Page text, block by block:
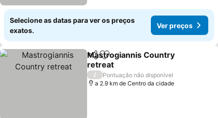
Selecione as datas para ver os preços
exatos.
Ver preços
PartilharAdicionar aos favoritos
Mastrogiannis Country
retreat
/
Pontuação não disponível
a 2.9 km de Centro da cidade